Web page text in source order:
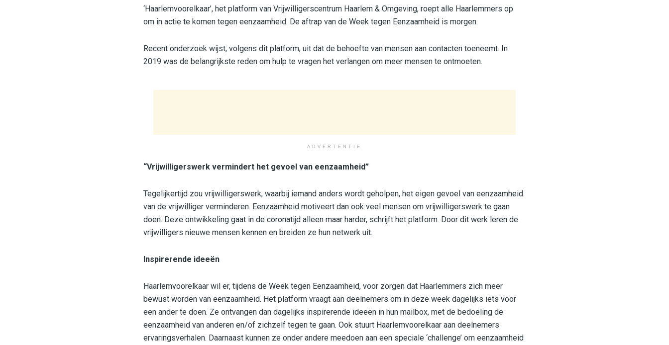
‘Haarlemvoorelkaar’, het platform van Vrijwilligerscentrum Haarlem & Omgeving, roept alle Haarlemmers op
om in actie te komen tegen eenzaamheid. De aftrap van de Week tegen Eenzaamheid is morgen.
Recent onderzoek wijst, volgens dit platform, uit dat de behoefte van mensen aan contacten toeneemt. In
2019 was de belangrijkste reden om hulp te vragen het verlangen om meer mensen te ontmoeten.
ADVERTENTIE
“Vrijwilligerswerk vermindert het gevoel van eenzaamheid”
Tegelijkertijd zou vrijwilligerswerk, waarbij iemand anders wordt geholpen, het eigen gevoel van eenzaamheid
van de vrijwilliger verminderen. Eenzaamheid motiveert dan ook veel mensen om vrijwilligerswerk te gaan
doen. Deze ontwikkeling gaat in de coronatijd alleen maar harder, schrijft het platform. Door dit werk leren de
vrijwilligers nieuwe mensen kennen en breiden ze hun netwerk uit.
Inspirerende ideeën
Haarlemvoorelkaar wil er, tijdens de Week tegen Eenzaamheid, voor zorgen dat Haarlemmers zich meer
bewust worden van eenzaamheid. Het platform vraagt aan deelnemers om in deze week dagelijks iets voor
een ander te doen. Ze ontvangen dan dagelijks inspirerende ideeën in hun mailbox, met de bedoeling de
eenzaamheid van anderen en/of zichzelf tegen te gaan. Ook stuurt Haarlemvoorelkaar aan deelnemers
ervaringsverhalen. Daarnaast kunnen ze onder andere meedoen aan een speciale ‘challenge’ om eenzaamheid